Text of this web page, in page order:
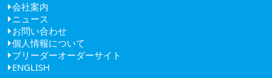
会社案内
ごあいさつ
経営理念
健康経営
会社概要
アクセス
ニュース
お問い合わせ
個人情報について
ブリーダーオーダーサイト
ENGLISH